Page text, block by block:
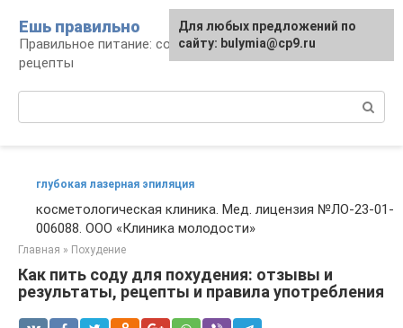
контенту
Ешь правильно
Правильное питание: советы, продукты,
рецепты
глубокая лазерная эпиляция
косметологическая клиника. Мед. лицензия №ЛО-23-01-
006088. ООО «Клиника молодости»
Главная » Похудение
Как пить соду для похудения: отзывы и
результаты, рецепты и правила употребления
Для любых предложений по
сайту: bulymia@cp9.ru